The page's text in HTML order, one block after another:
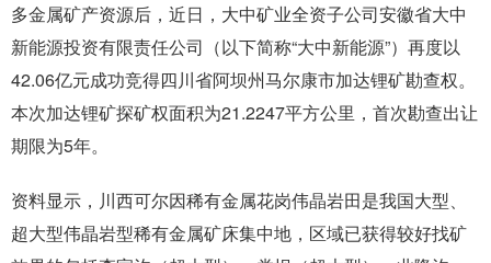
多金属矿产资源后，近日，大中矿业全资子公司安徽省大中
新能源投资有限责任公司（以下简称“大中新能源”）再度以
42.06亿元成功竞得四川省阿坝州马尔康市加达锂矿勘查权。
本次加达锂矿探矿权面积为21.2247平方公里，首次勘查出让
期限为5年。
资料显示，川西可尔因稀有金属花岗伟晶岩田是我国大型、
超大型伟晶岩型稀有金属矿床集中地，区域已获得较好找矿